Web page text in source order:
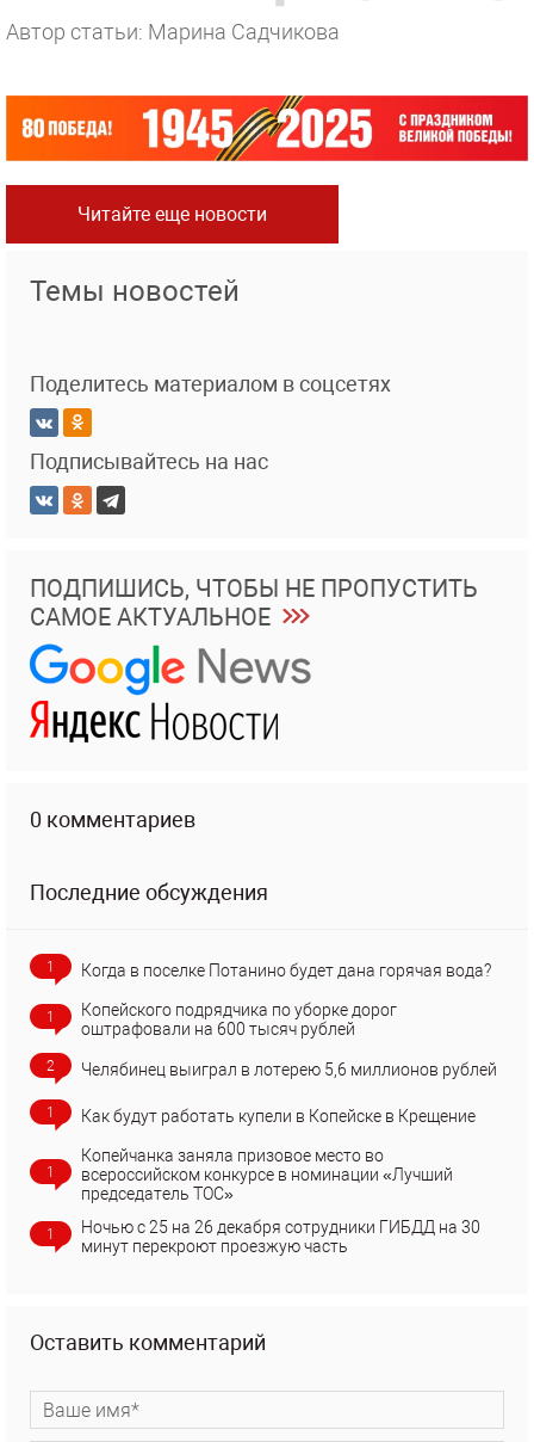
Автор статьи: Марина Садчикова
Читайте еще новости
Темы новостей
Поделитесь материалом в соцсетях
Подписывайтесь на нас
ПОДПИШИСЬ, ЧТОБЫ НЕ ПРОПУСТИТЬ
САМОЕ АКТУАЛЬНОЕ
0 комментариев
Последние обсуждения
1 Когда в поселке Потанино будет дана горячая вода?
1
Копейского подрядчика по уборке дорог
оштрафовали на 600 тысяч рублей
2 Челябинец выиграл в лотерею 5,6 миллионов рублей
1 Как будут работать купели в Копейске в Крещение
1
Копейчанка заняла призовое место во
всероссийском конкурсе в номинации «Лучший
председатель ТОС»
1
Ночью с 25 на 26 декабря сотрудники ГИБДД на 30
минут перекроют проезжую часть
Оставить комментарий